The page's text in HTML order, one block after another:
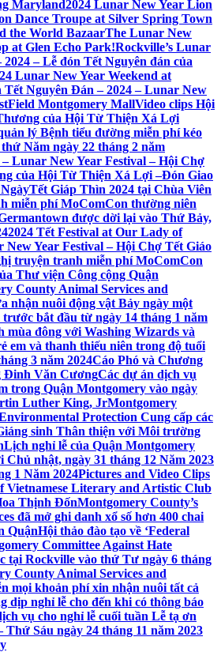
Maryland2024 Lunar New Year Lion
Dance Troupe at Silver Spring Town
the World BazaarThe Lunar New
at Glen Echo Park!Rockville’s Lunar
– Lễ đón Tết Nguyên đán của
Lunar New Year Weekend at
Tết Nguyên Đán – 2024 – Lunar New
Montgomery MallVideo clips Hội
của Hội Từ Thiện Xá Lợi
lý Bệnh tiểu đường miễn phí kéo
Năm ngày 22 tháng 2 năm
– Lunar New Year Festival – Hội Chợ
của Hội Từ Thiện Xá Lợi –Đón Giao
Giáp Thìn 2024 tại Chùa Viên
miễn phí MoComCon thường niên
được dời lại vào Thứ Bảy,
2024 Tết Festival at Our Lady of
Year Festival – Hội Chợ Tết Giáo
truyện tranh miễn phí MoComCon
Thư viện Công cộng Quận
County Animal Services and
nhận nuôi động vật Bảy ngày một
bắt đầu từ ngày 14 tháng 1 năm
mùa đông với Washing Wizards và
em và thanh thiếu niên trong độ tuổi
3 năm 2024Cáo Phó và Chương
Đinh Văn CươngCác dự án dịch vụ
trong Quận Montgomery vào ngày
Luther King, JrMontgomery
Protection Cung cấp các
sinh Thân thiện với Môi trường
Lịch nghỉ lễ của Quận Montgomery
nhật, ngày 31 tháng 12 Năm 2023
1 Năm 2024Pictures and Video Clips
Vietnamese Literary and Artistic Club
Thịnh ĐốnMontgomery County’s
đã mở ghi danh xổ số hơn 400 chai
QuậnHội thảo đào tạo về ‘Federal
Committee Against Hate
tại Rockville vào thứ Tư ngày 6 tháng
County Animal Services and
mọi khoản phí xin nhận nuôi tất cả
dịp nghỉ lễ cho đến khi có thông báo
vụ cho nghỉ lễ cuối tuần Lễ tạ ơn
Sáu ngày 24 tháng 11 năm 2023